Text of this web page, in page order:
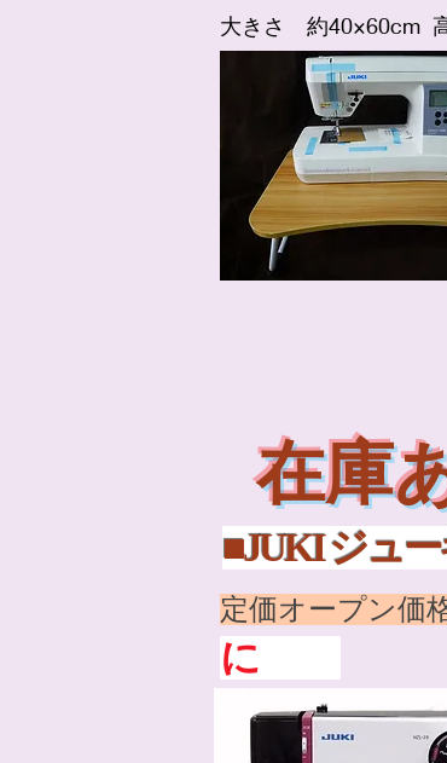
大きさ 約40×60cm
在庫
定価オープン
に